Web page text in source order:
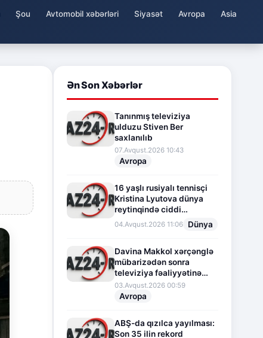
Şou Avtomobil xəbərləri Siyasət Avropa
Asia
Ən Son Xəbərlər
Tanınmış televiziya
ulduzu Stiven Ber
saxlanılıb
07.Avqust.2026 10:43
Avropa
16 yaşlı rusiyalı tennisçi
Kristina Lyutova dünya
reytinqində ciddi
irəliləyişə imza atdı
04.Avqust.2026 11:06 Dünya
Davina Makkol xərçənglə
mübarizədən sonra
televiziya fəaliyyətinə
fasilə verir
03.Avqust.2026 00:59
Avropa
ABŞ-da qızılca yayılması:
Son 35 ilin rekord